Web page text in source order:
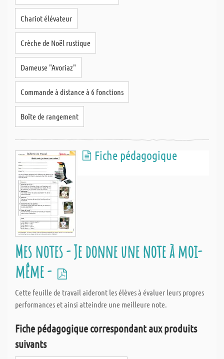
Chariot élévateur
Crèche de Noël rustique
Dameuse "Avoriaz"
Commande à distance à 6 fonctions
Boîte de rangement
Fiche pédagogique
Mes notes - Je donne une note à moi-
même -
Cette feuille de travail aideront les élèves à évaluer leurs propres
performances et ainsi atteindre une meilleure note.
Fiche pédagogique correspondant aux produits
suivants